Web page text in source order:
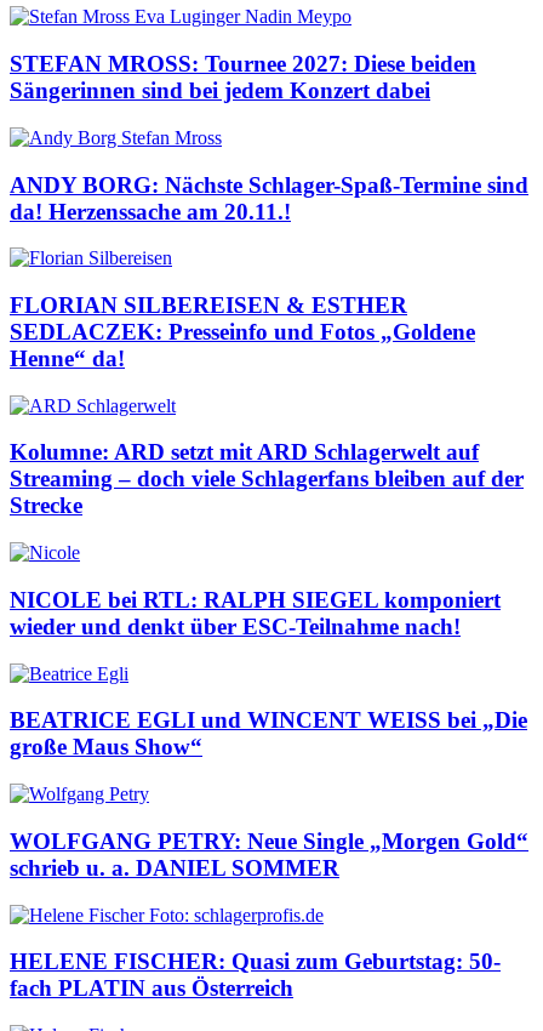
STEFAN MROSS: Tournee 2027: Diese beiden
Sängerinnen sind bei jedem Konzert dabei
ANDY BORG: Nächste Schlager-Spaß-Termine sind
da! Herzenssache am 20.11.!
FLORIAN SILBEREISEN & ESTHER
SEDLACZEK: Presseinfo und Fotos „Goldene
Henne“ da!
Kolumne: ARD setzt mit ARD Schlagerwelt auf
Streaming – doch viele Schlagerfans bleiben auf der
Strecke
NICOLE bei RTL: RALPH SIEGEL komponiert
wieder und denkt über ESC-Teilnahme nach!
BEATRICE EGLI und WINCENT WEISS bei „Die
große Maus Show“
WOLFGANG PETRY: Neue Single „Morgen Gold“
schrieb u. a. DANIEL SOMMER
HELENE FISCHER: Quasi zum Geburtstag: 50-
fach PLATIN aus Österreich